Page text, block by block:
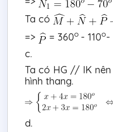
Ta có
=>
= 360o - 110o-
c.
Ta có HG // IK
hình thang.
d.